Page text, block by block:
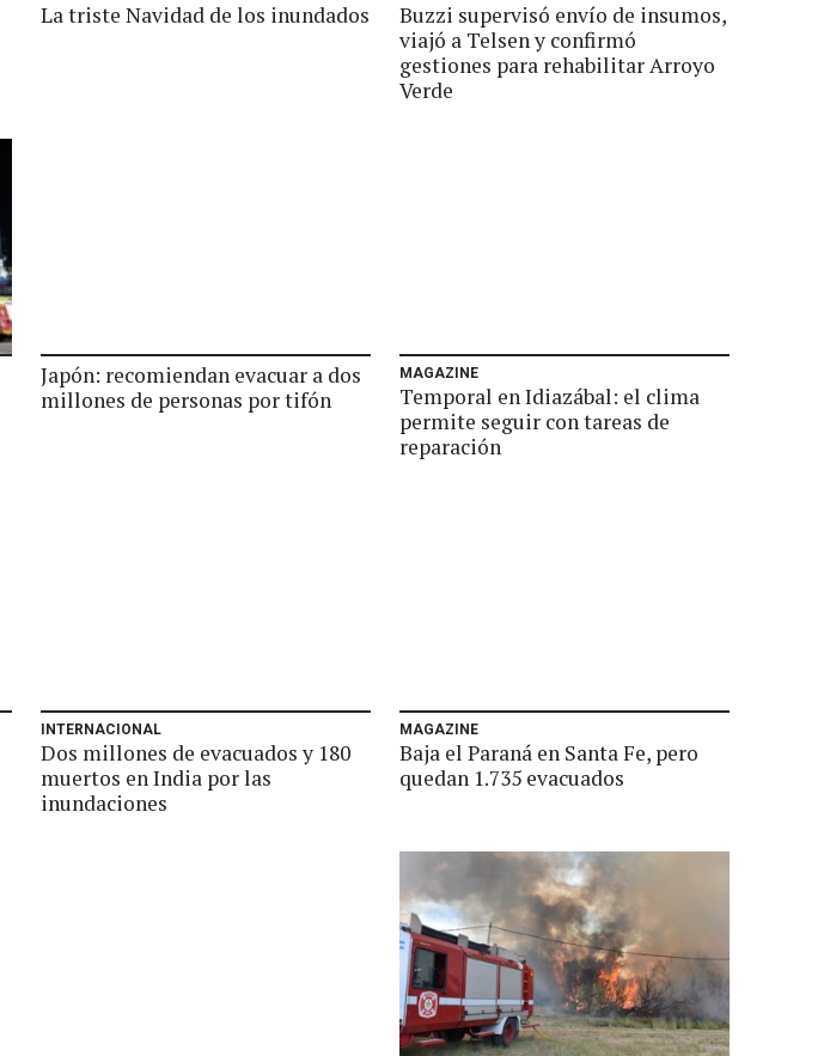
La triste Navidad de los inundados
Buzzi supervisó envío de insumos,
viajó a Telsen y confirmó
gestiones para rehabilitar Arroyo
Verde
Japón: recomiendan evacuar a dos
millones de personas por tifón
MAGAZINE
Temporal en Idiazábal: el clima
permite seguir con tareas de
reparación
INTERNACIONAL
Dos millones de evacuados y 180
muertos en India por las
inundaciones
MAGAZINE
Baja el Paraná en Santa Fe, pero
quedan 1.735 evacuados